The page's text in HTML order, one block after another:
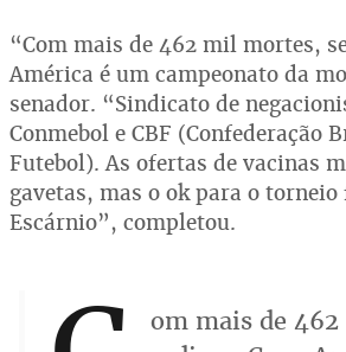
“Com mais de 462 mil mortes,
América é um campeonato da
senador. “Sindicato de
Conmebol e CBF (Confederação
Futebol). As ofertas de vacinas
gavetas, mas o ok para o
Escárnio”, completou.
om mais de